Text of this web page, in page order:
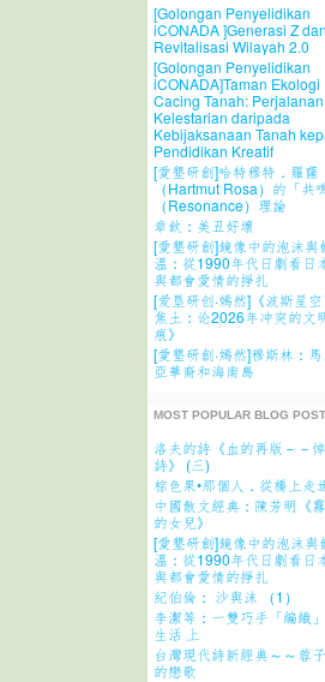
[Golongan Penyelidikan
iCONADA ]Generasi Z dan
Revitalisasi Wilayah 2.0
[Golongan Penyelidikan
iCONADA]Taman Ekologi
Cacing Tanah: Perjalanan
Kelestarian daripada
Kebijaksanaan Tanah
Pendidikan Kreatif
[愛墾研創]哈特穆特．羅薩
（Hartmut Rosa）的「共
（Resonance）理論
章欽：美丑好壞
[愛墾研創]鏡像中的泡沫與
溫：從1990年代日劇看日
與都會愛情的掙扎
[爱垦研创·嫣然]《波斯星
焦土：论2026年冲突的文
痕》
[愛墾研創·嫣然]穆斯林：
亞華裔和海南島
MOST POPULAR BLOG
洛夫的詩《血的再版－－
詩》 (三)
棕色果•那個人．從橋上走
中國散文經典：陳芳明《
的女兒》
[愛墾研創]鏡像中的泡沫與
溫：從1990年代日劇看日
與都會愛情的掙扎
紀伯倫： 沙與沫 （1）
李潔等：一雙巧手「編織
生活 上
台灣現代詩新經典～～蓉
的戀歌